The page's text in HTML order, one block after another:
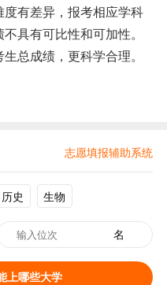
有差异，报考相应学科
具有可比性和可加性。
总成绩，更科学合理。
志愿填报辅助系统
历史 生物
名
上哪些大学